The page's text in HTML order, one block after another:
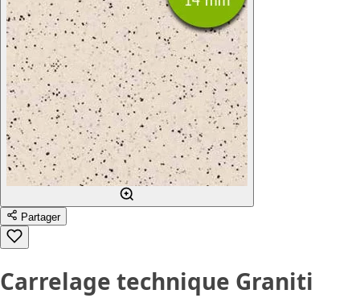
Partager
Carrelage technique Graniti